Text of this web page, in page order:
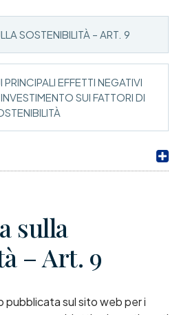
SOSTENIBILITÀ – ART. 9
EFFETTI NEGATIVI
SUI FATTORI DI
sulla
– Art. 9
sul sito web per i